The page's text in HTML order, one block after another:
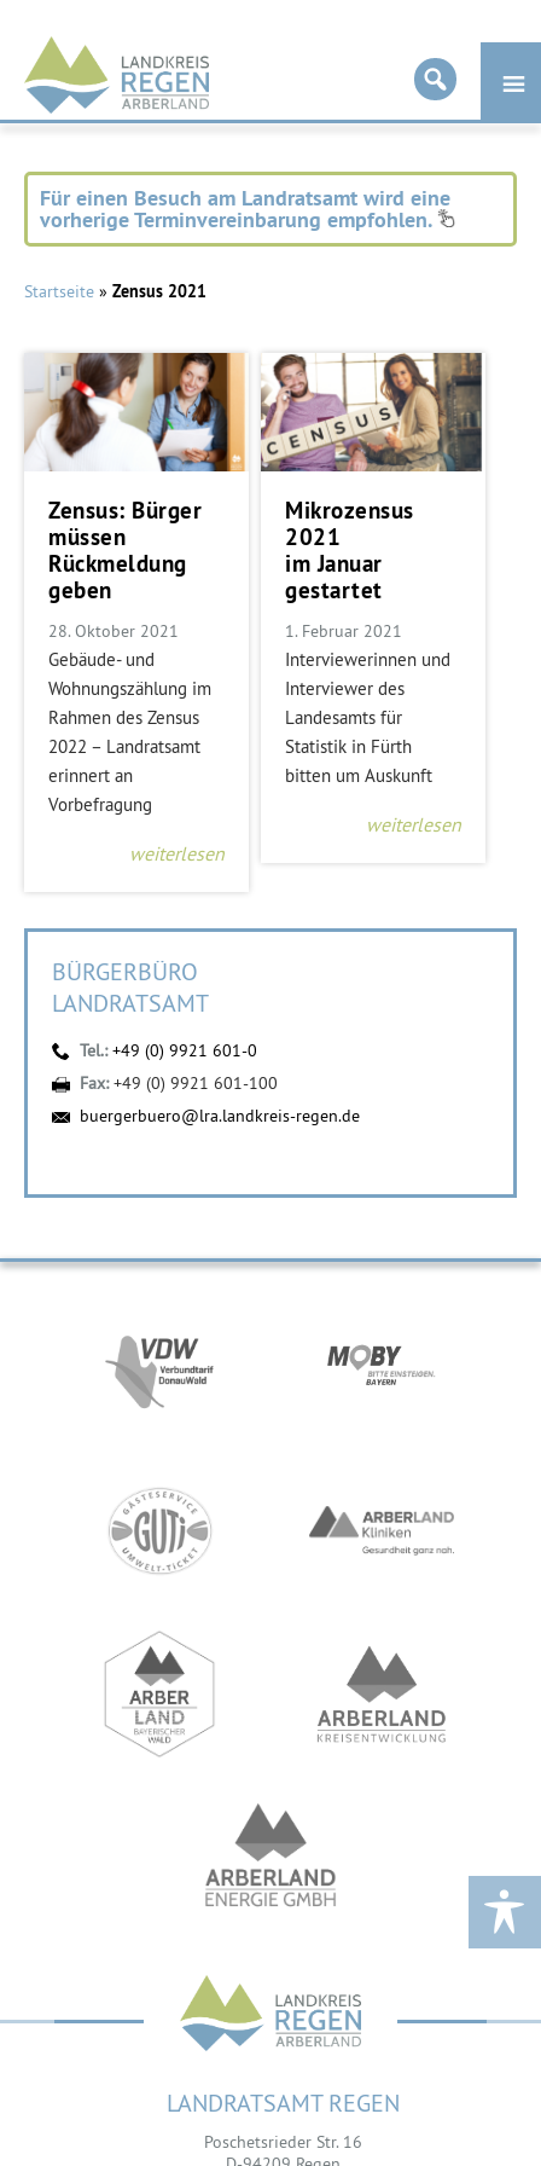
Landkreis
Regen
Für einen Besuch am Landratsamt wird eine
vorherige Terminvereinbarung empfohlen.
Startseite » Zensus 2021
Zensus: Bürger
müssen
Rückmeldung
geben
28. Oktober 2021
Gebäude- und
Wohnungszählung im
Rahmen des Zensus
2022 – Landratsamt
erinnert an
Vorbefragung
weiterlesen
Mikrozensus
2021
im Januar
gestartet
1. Februar 2021
Interviewerinnen und
Interviewer des
Landesamts für
Statistik in Fürth
bitten um Auskunft
weiterlesen
BÜRGERBÜRO
LANDRATSAMT
Tel.:+49 (0) 9921 601-0
Fax:+49 (0) 9921 601-100
buergerbuero@lra.landkreis-regen.de
LANDRATSAMT REGEN
Poschetsrieder Str. 16